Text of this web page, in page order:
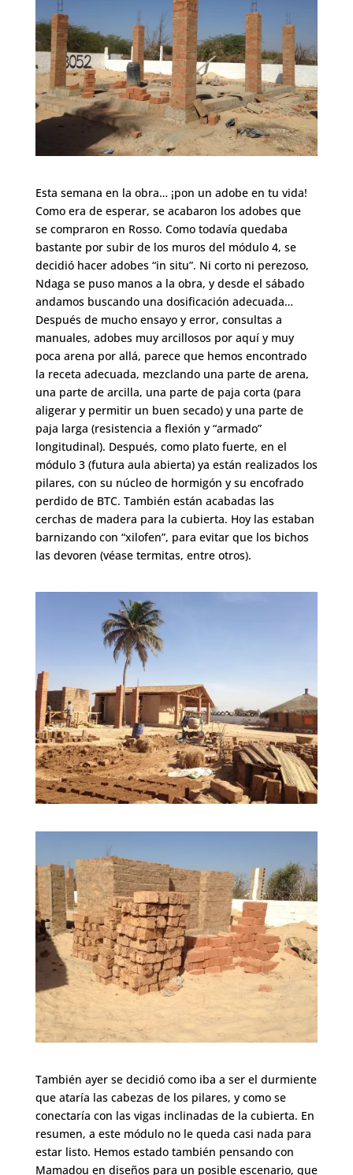
Esta semana en la obra… ¡pon un adobe en tu vida!
Como era de esperar, se acabaron los adobes que
se compraron en Rosso. Como todavía quedaba
bastante por subir de los muros del módulo 4, se
decidió hacer adobes “in situ”. Ni corto ni perezoso,
Ndaga se puso manos a la obra, y desde el sábado
andamos buscando una dosificación adecuada…
Después de mucho ensayo y error, consultas a
manuales, adobes muy arcillosos por aquí y muy
poca arena por allá, parece que hemos encontrado
la receta adecuada, mezclando una parte de arena,
una parte de arcilla, una parte de paja corta (para
aligerar y permitir un buen secado) y una parte de
paja larga (resistencia a flexión y “armado”
longitudinal). Después, como plato fuerte, en el
módulo 3 (futura aula abierta) ya están realizados los
pilares, con su núcleo de hormigón y su encofrado
perdido de BTC. También están acabadas las
cerchas de madera para la cubierta. Hoy las estaban
barnizando con “xilofen”, para evitar que los bichos
las devoren (véase termitas, entre otros).
También ayer se decidió como iba a ser el durmiente
que ataría las cabezas de los pilares, y como se
conectaría con las vigas inclinadas de la cubierta. En
resumen, a este módulo no le queda casi nada para
estar listo. Hemos estado también pensando con
Mamadou en diseños para un posible escenario, que